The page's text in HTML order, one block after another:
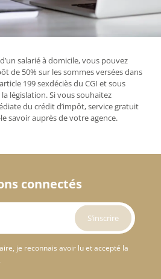
salarié à domicile, vous pouvez
de 50% sur les sommes versées dans
199 sexdéciès du CGI et sous
législation. Si vous souhaitez
du crédit d’impôt, service gratuit
savoir auprès de votre agence.
connectés
je reconnais avoir lu et accepté la